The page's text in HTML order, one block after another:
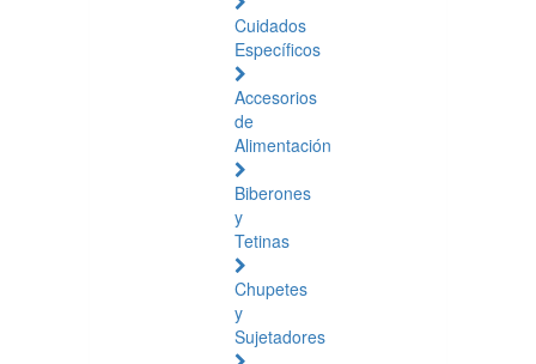
Cuidados
Específicos
Accesorios
de
Alimentación
Biberones
y
Tetinas
Chupetes
y
Sujetadores